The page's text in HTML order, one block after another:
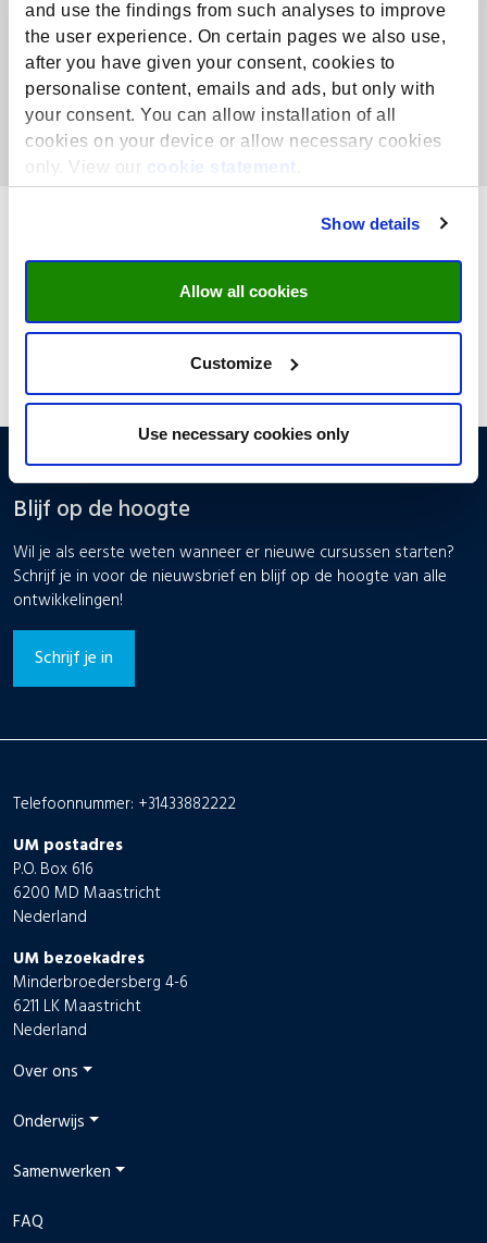
and use the findings from such analyses to improve
the user experience. On certain pages we also use,
after you have given your consent, cookies to
personalise content, emails and ads, but only with
your consent. You can allow installation of all
cookies on your device or allow necessary cookies
only. View our
cookie statement
Show details
Allow all cookies
Customize
Use necessary cookies only
+31 43 388 5798
she@maastrichtuniversity.nl
Lees meer
Schrijf je in voor deze cursus
Inschrijven
Blijf op de hoogte
Wil je als eerste weten wanneer er nieuwe cursussen starten?
Schrijf je in voor de nieuwsbrief en blijf op de hoogte van alle
ontwikkelingen!
Schrijf je in
Telefoonnummer: +31433882222
UM postadres
P.O. Box 616
6200 MD Maastricht
Nederland
UM bezoekadres
Minderbroedersberg 4-6
6211 LK Maastricht
Nederland
Over ons
Onderwijs
Samenwerken
FAQ